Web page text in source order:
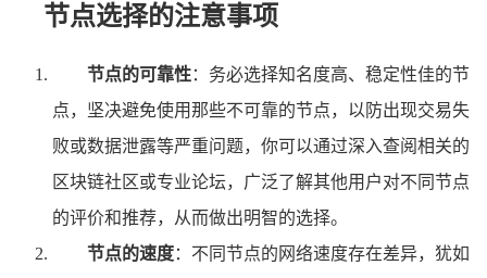
节点选择的注意事项
节点的可靠性：务必选择知名度高、稳定性佳的节
点，坚决避免使用那些不可靠的节点，以防出现交易失
败或数据泄露等严重问题，你可以通过深入查阅相关的
区块链社区或专业论坛，广泛了解其他用户对不同节点
的评价和推荐，从而做出明智的选择。
节点的速度：不同节点的网络速度存在差异，犹如